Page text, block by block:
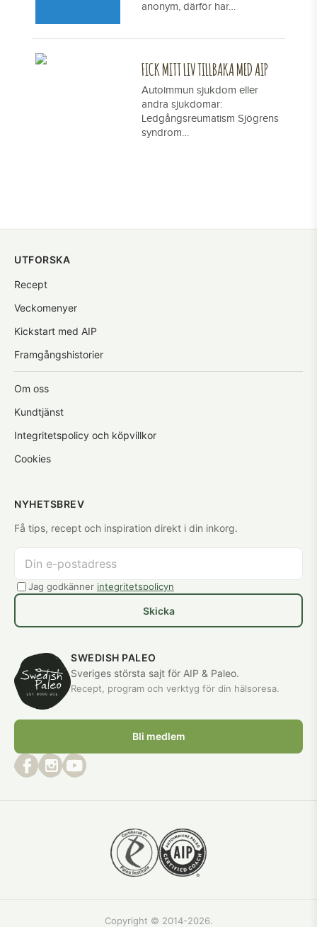
anonym, därför har…
FICK MITT LIV TILLBAKA MED AIP
Autoimmun sjukdom eller
andra sjukdomar:
Ledgångsreumatism Sjögrens
syndrom…
SWEDISH PALEO
Sveriges största sajt för AIP & Paleo.
Recept, program och verktyg för din hälsoresa.
Bli medlem
UTFORSKA
Recept
Veckomenyer
Kickstart med AIP
Framgångshistorier
Om oss
Kundtjänst
Integritetspolicy och köpvillkor
Cookies
NYHETSBREV
Få tips, recept och inspiration direkt i din inkorg.
Jag godkänner integritetspolicyn
Skicka
Copyright © 2014-2026.